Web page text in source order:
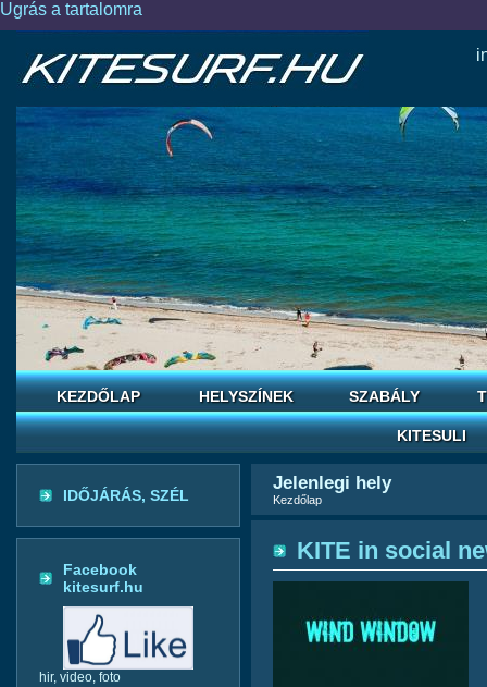
Ugrás a tartalomra
KEZDŐLAP HELYSZÍNEK SZABÁLY
KITESULI
IDŐJÁRÁS, SZÉL
Facebook
kitesurf.hu
hir, video, foto
Jelenlegi hely
Kezdőlap
KITE in social